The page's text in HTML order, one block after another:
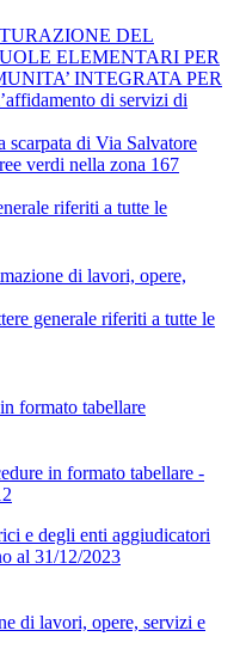
DEL
ELEMENTARI PER
INTEGRATA PER
di servizi di
scarpata di Via Salvatore
verdi nella zona 167
riferiti a tutte le
di lavori, opere,
generale riferiti a tutte le
formato tabellare
in formato tabellare -
e degli enti aggiudicatori
al 31/12/2023
di lavori, opere, servizi e